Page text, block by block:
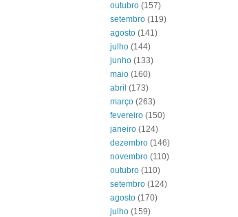
outubro (157)
setembro (119)
agosto (141)
julho (144)
junho (133)
maio (160)
abril (173)
março (263)
fevereiro (150)
janeiro (124)
dezembro (146)
novembro (110)
outubro (110)
setembro (124)
agosto (170)
julho (159)